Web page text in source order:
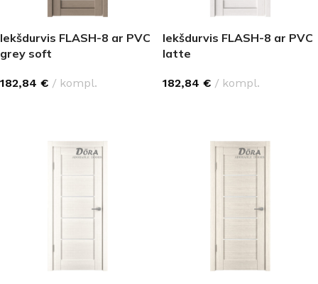
Iekšdurvis FLASH-8 ar PVC
grey soft
182,84 € kompl.
Iekšdurvis FLASH-8 ar PVC
latte
182,84 € kompl.